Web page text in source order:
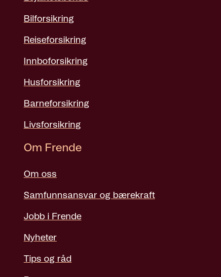
Bilforsikring
Reiseforsikring
Innboforsikring
Husforsikring
Barneforsikring
Livsforsikring
Om Frende
Om oss
Samfunnsansvar og bærekraft
Jobb i Frende
Nyheter
Tips og råd